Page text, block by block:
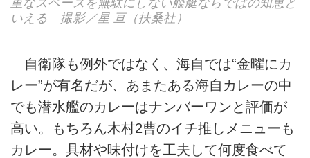
重なスペースを無駄にしない艦艇ならではの知恵と
いえる 撮影／星 亘（扶桑社）
自衛隊も例外ではなく、海自では“金曜にカ
レー”が有名だが、あまたある海自カレーの中
でも潜水艦のカレーはナンバーワンと評価が
高い。もちろん木村2曹のイチ推しメニューも
カレー。具材や味付けを工夫して何度食べて